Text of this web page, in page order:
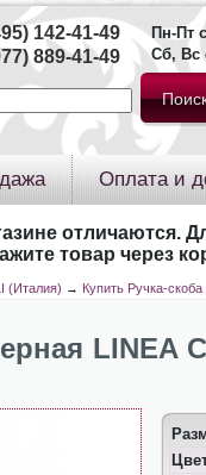
142-41-49
889-41-49
Пн-Пт
Сб, Вс
Оплата и
отличаются.
товар через
(Италия) → Купить Ручка-
LINEA